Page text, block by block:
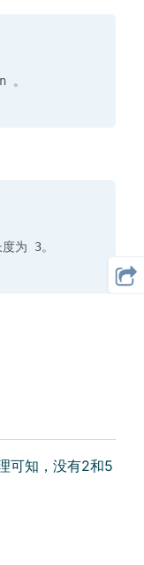
可知，没有2和5